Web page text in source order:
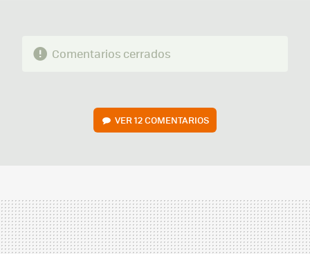
Comentarios cerrados
VER12 COMENTARIOS